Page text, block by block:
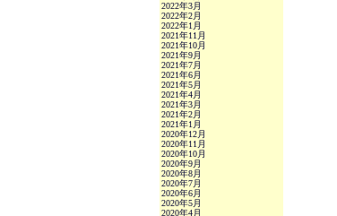
2022年3月
2022年2月
2022年1月
2021年11月
2021年10月
2021年9月
2021年7月
2021年6月
2021年5月
2021年4月
2021年3月
2021年2月
2021年1月
2020年12月
2020年11月
2020年10月
2020年9月
2020年8月
2020年7月
2020年6月
2020年5月
2020年4月